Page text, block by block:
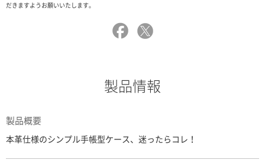
だきますようお願いいたします。
製品情報
製品概要
本革仕様のシンプル手帳型ケース、迷ったらコレ！